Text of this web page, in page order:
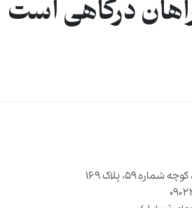
درگاهی است
۵۹، پلاک ۱۶۹